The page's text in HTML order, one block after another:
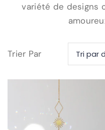
variété de designs
Trier Par